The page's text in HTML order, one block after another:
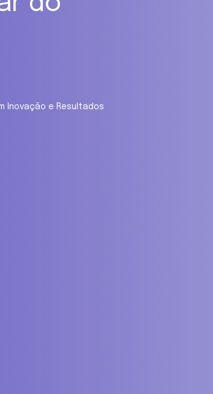
Inovação e Resultados